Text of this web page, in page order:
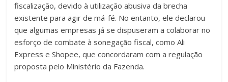
fiscalização, devido à utilização abusiva da brecha
existente para agir de má-fé. No entanto, ele declarou
que algumas empresas já se dispuseram a colaborar no
esforço de combate à sonegação fiscal, como Ali
Express e Shopee, que concordaram com a regulação
proposta pelo Ministério da Fazenda.